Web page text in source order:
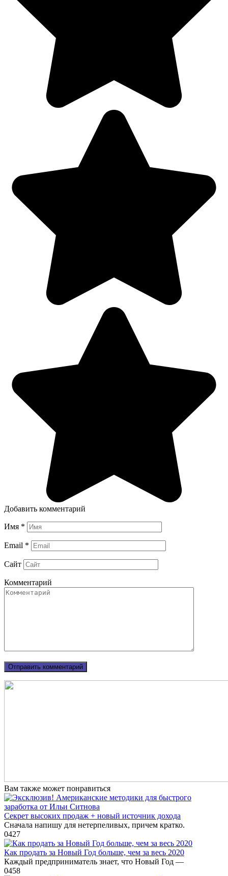
Добавить комментарий
Имя *
Email *
Сайт
Комментарий
Вам также может понравиться
Секрет высоких продаж + новый источник дохода
Сначала напишу для нетерпеливых, причем кратко.
0427
Как продать за Новый Год больше, чем за весь 2020
Каждый предприниматель знает, что Новый Год —
0458